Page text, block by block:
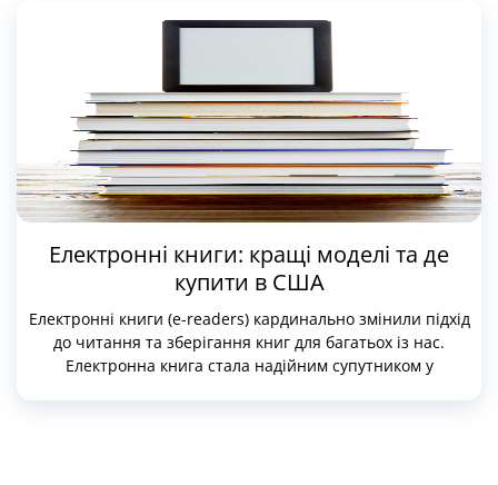
Електронні книги: кращі моделі та де
купити в США
Електронні книги (e-readers) кардинально змінили підхід
до читання та зберігання книг для багатьох із нас.
Електронна книга стала надійним супутником у